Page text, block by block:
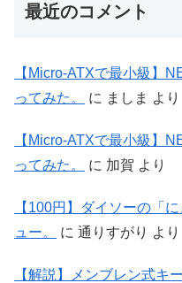
最近のコメント
【Micro-ATXで最小級】
ってみた。
に ましま より
【Micro-ATXで最小級】
ってみた。
に 加賀 より
【100円】ダイソーの「
ュー。
に 通りすがり より
【解説】メンブレン式キ